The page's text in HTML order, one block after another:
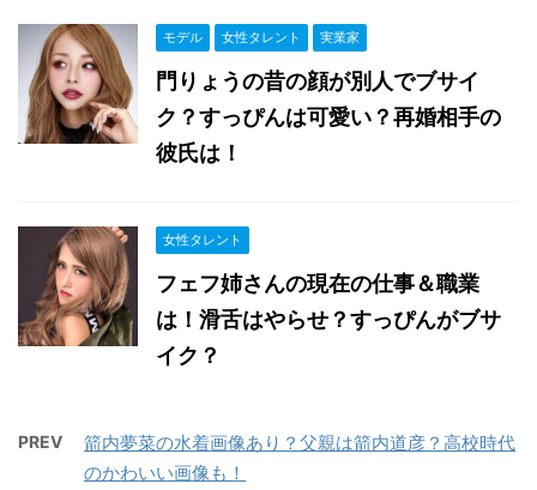
モデル 女性タレント 実業家
門りょうの昔の顔が別人でブサイ
ク？すっぴんは可愛い？再婚相手の
彼氏は！
女性タレント
フェフ姉さんの現在の仕事＆職業
は！滑舌はやらせ？すっぴんがブサ
イク？
PREV
箭内夢菜の水着画像あり？父親は箭内道彦？高校時代
のかわいい画像も！